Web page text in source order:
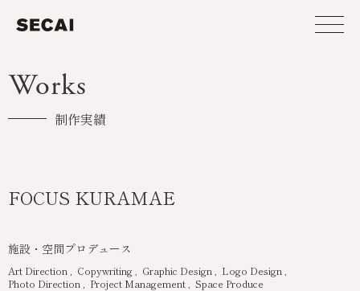
Works
制作実績
FOCUS KURAMAE
施設・空間プロデュース
Art Direction Copywriting Graphic Design
Logo Design
Photo Direction
Project Management Space Produce